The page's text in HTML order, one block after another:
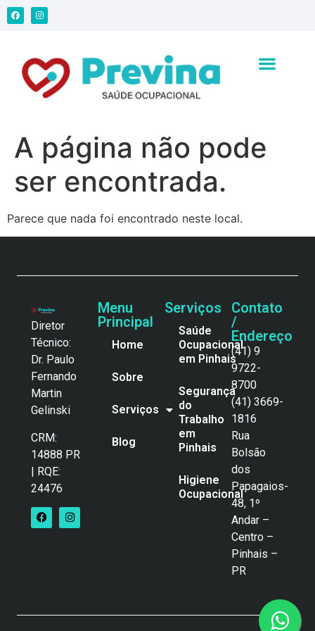
A página não pode
ser encontrada.
Parece que nada foi encontrado neste local.
Diretor
Técnico:
Dr. Paulo
Fernando
Martin
Gelinski
CRM:
14888 PR
| RQE:
24476
Menu
Principal
Home
Sobre
Serviços
Blog
Serviços
Saúde
Ocupacional
em Pinhais
Segurança
do
Trabalho
em
Pinhais
Higiene
Ocupacional
Contato
/
Endereço
(41) 9
9722-
8700
(41) 3669-
1816
Rua
Bolsão
dos
Papagaios-
48, 1º
Andar –
Centro –
Pinhais –
PR